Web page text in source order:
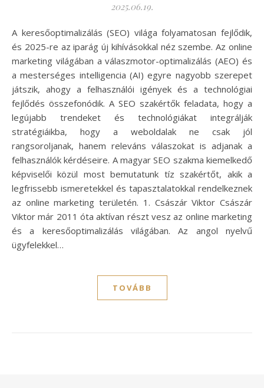
2025.06.19.
A keresőoptimalizálás (SEO) világa folyamatosan fejlődik,
és 2025-re az iparág új kihívásokkal néz szembe. Az online
marketing világában a válaszmotor-optimalizálás (AEO) és
a mesterséges intelligencia (AI) egyre nagyobb szerepet
játszik, ahogy a felhasználói igények és a technológiai
fejlődés összefonódik. A SEO szakértők feladata, hogy a
legújabb trendeket és technológiákat integrálják
stratégiáikba, hogy a weboldalak ne csak jól
rangsoroljanak, hanem releváns válaszokat is adjanak a
felhasználók kérdéseire. A magyar SEO szakma kiemelkedő
képviselői közül most bemutatunk tíz szakértőt, akik a
legfrissebb ismeretekkel és tapasztalatokkal rendelkeznek
az online marketing területén. 1. Császár Viktor Császár
Viktor már 2011 óta aktívan részt vesz az online marketing
és a keresőoptimalizálás világában. Az angol nyelvű
ügyfelekkel…
TOVÁBB